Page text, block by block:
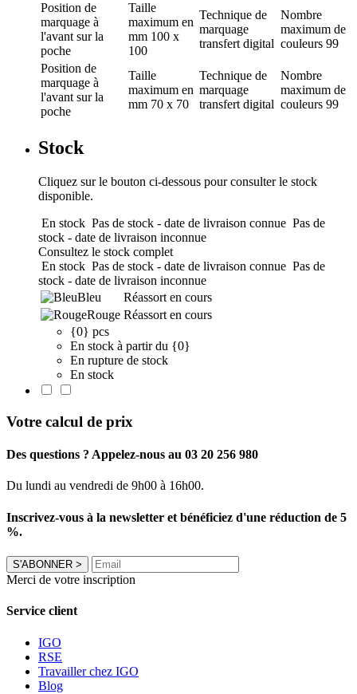
Position de
marquage à
l'avant sur la
poche
Taille
maximum en
mm 100 x
100
Technique de
marquage
transfert digital
Nombre
maximum de
couleurs 99
Position de
marquage à
l'avant sur la
poche
Taille
maximum en
mm 70 x 70
Technique de
marquage
transfert digital
Nombre
maximum de
couleurs 99
Stock
Cliquez sur le bouton ci-dessous pour consulter le stock
disponible.
En stock Pas de stock - date de livraison connue Pas de
stock - date de livraison inconnue
Consultez le stock complet
En stock Pas de stock - date de livraison connue Pas de
stock - date de livraison inconnue
Bleu
Réassort en cours
Rouge Réassort en cours
{0} pcs
En stock à partir du {0}
En rupture de stock
En stock
Votre calcul de prix
Des questions ? Appelez-nous au 03 20 256 980
Du lundi au vendredi de 9h00 à 16h00.
Inscrivez-vous à la newsletter et bénéficiez d'une réduction de 5
%.
S'ABONNER >
Merci de votre inscription
Service client
IGO
RSE
Travailler chez IGO
Blog